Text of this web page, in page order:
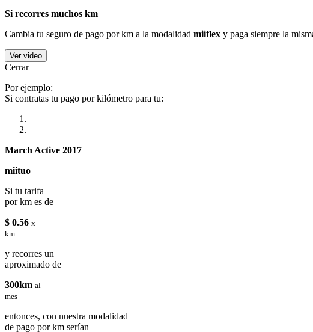
Si recorres muchos km
Cambia tu seguro de pago por km a la modalidad miiflex y paga siempre la
Ver video
Cerrar
Por ejemplo:
Si contratas tu pago por kilómetro para tu:
March Active 2017
miituo
Si tu tarifa
por km es de
$ 0.56 x
km
y recorres un
aproximado de
300km al
mes
entonces, con nuestra modalidad
de pago por km serían